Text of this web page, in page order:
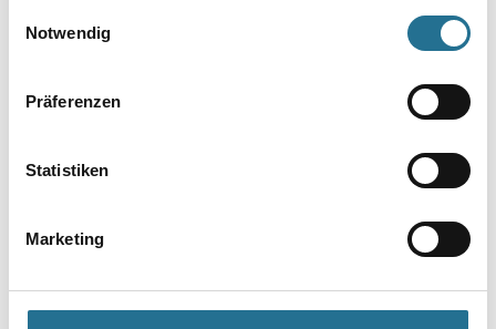
Notwendig
Präferenzen
Statistiken
Marketing
Umrechnungsfaktoren